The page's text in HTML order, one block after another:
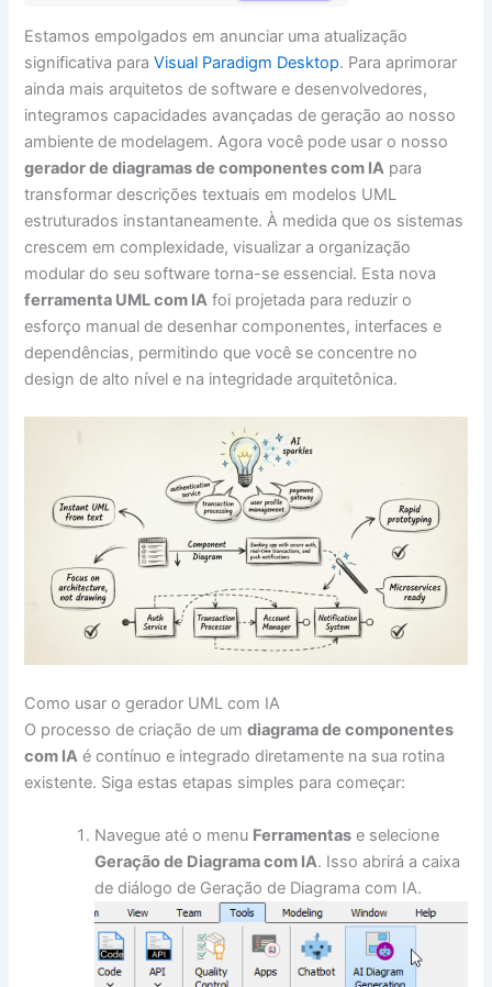
Estamos empolgados em anunciar uma atualização
significativa paraVisual Paradigm Desktop. Para aprimorar
ainda mais arquitetos de software e desenvolvedores,
integramos capacidades avançadas de geração ao nosso
ambiente de modelagem. Agora você pode usar o nosso
gerador de diagramas de componentes com IA para
transformar descrições textuais em modelos UML
estruturados instantaneamente. À medida que os sistemas
crescem em complexidade, visualizar a organização
modular do seu software torna-se essencial. Esta nova
ferramenta UML com IA foi projetada para reduzir o
esforço manual de desenhar componentes, interfaces e
dependências, permitindo que você se concentre no
design de alto nível e na integridade arquitetônica.
Como usar o gerador UML com IA
O processo de criação de umdiagrama de componentes
com IA é contínuo e integrado diretamente na sua rotina
existente. Siga estas etapas simples para começar:
Navegue até o menu Ferramentas e selecione
Geração de Diagrama com IA. Isso abrirá a caixa
de diálogo de Geração de Diagrama com IA.